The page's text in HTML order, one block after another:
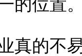
的位置
真的不